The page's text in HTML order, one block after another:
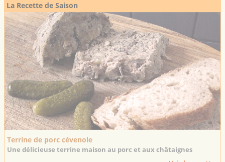
La Recette de Saison
Terrine de porc cévenole
Une délicieuse terrine maison au porc et aux châtaignes